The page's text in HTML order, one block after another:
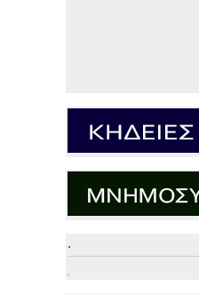
.
.